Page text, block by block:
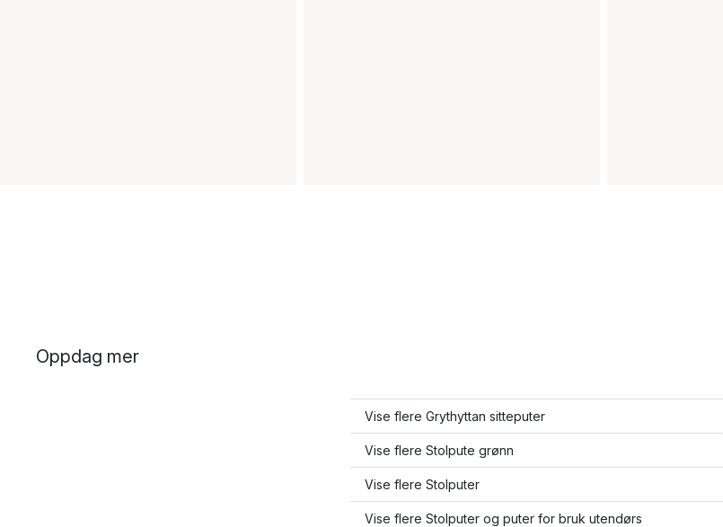
Oppdag mer
Vise flere Grythyttan sitteputer
Vise flere Stolpute grønn
Vise flere Stolputer
Vise flere Stolputer og puter for bruk utendørs